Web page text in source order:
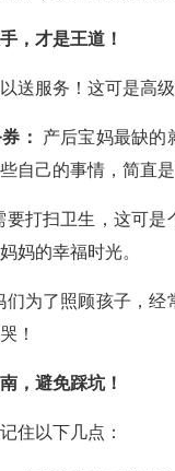
，才是王道！
送服务！这可是高级
： 产后宝妈最缺的
自己的事情，简直是
要打扫卫生，这可
妈的幸福时光。
们为了照顾孩子，经
！
，避免踩坑！
住以下几点：